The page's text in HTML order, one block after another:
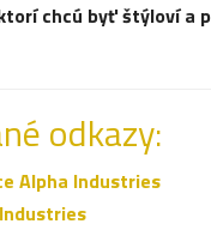
chcú byť štýloví a
odkazy:
Alpha Industries